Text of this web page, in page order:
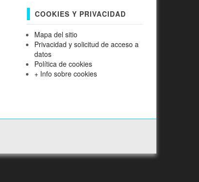
COOKIES Y PRIVACIDAD
Mapa del sitio
Privacidad y solicitud de acceso a
datos
Política de cookies
+ Info sobre cookies